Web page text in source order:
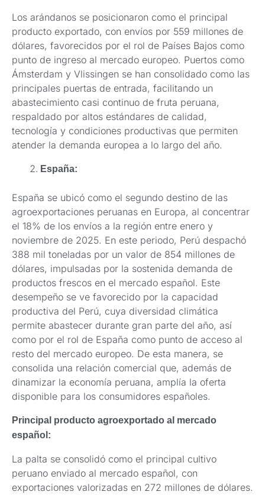
Los arándanos se posicionaron como el principal
producto exportado, con envíos por 559 millones de
dólares, favorecidos por el rol de Países Bajos como
punto de ingreso al mercado europeo. Puertos como
Ámsterdam y Vlissingen se han consolidado como las
principales puertas de entrada, facilitando un
abastecimiento casi continuo de fruta peruana,
respaldado por altos estándares de calidad,
tecnología y condiciones productivas que permiten
atender la demanda europea a lo largo del año.
España:
España se ubicó como el segundo destino de las
agroexportaciones peruanas en Europa, al concentrar
el 18% de los envíos a la región entre enero y
noviembre de 2025. En este periodo, Perú despachó
388 mil toneladas por un valor de 854 millones de
dólares, impulsadas por la sostenida demanda de
productos frescos en el mercado español. Este
desempeño se ve favorecido por la capacidad
productiva del Perú, cuya diversidad climática
permite abastecer durante gran parte del año, así
como por el rol de España como punto de acceso al
resto del mercado europeo. De esta manera, se
consolida una relación comercial que, además de
dinamizar la economía peruana, amplía la oferta
disponible para los consumidores españoles.
Principal producto agroexportado al mercado
español:
La palta se consolidó como el principal cultivo
peruano enviado al mercado español, con
exportaciones valorizadas en 272 millones de dólares.